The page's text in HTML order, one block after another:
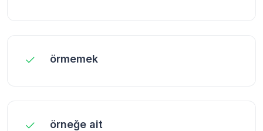
örmemek
örneğe ait